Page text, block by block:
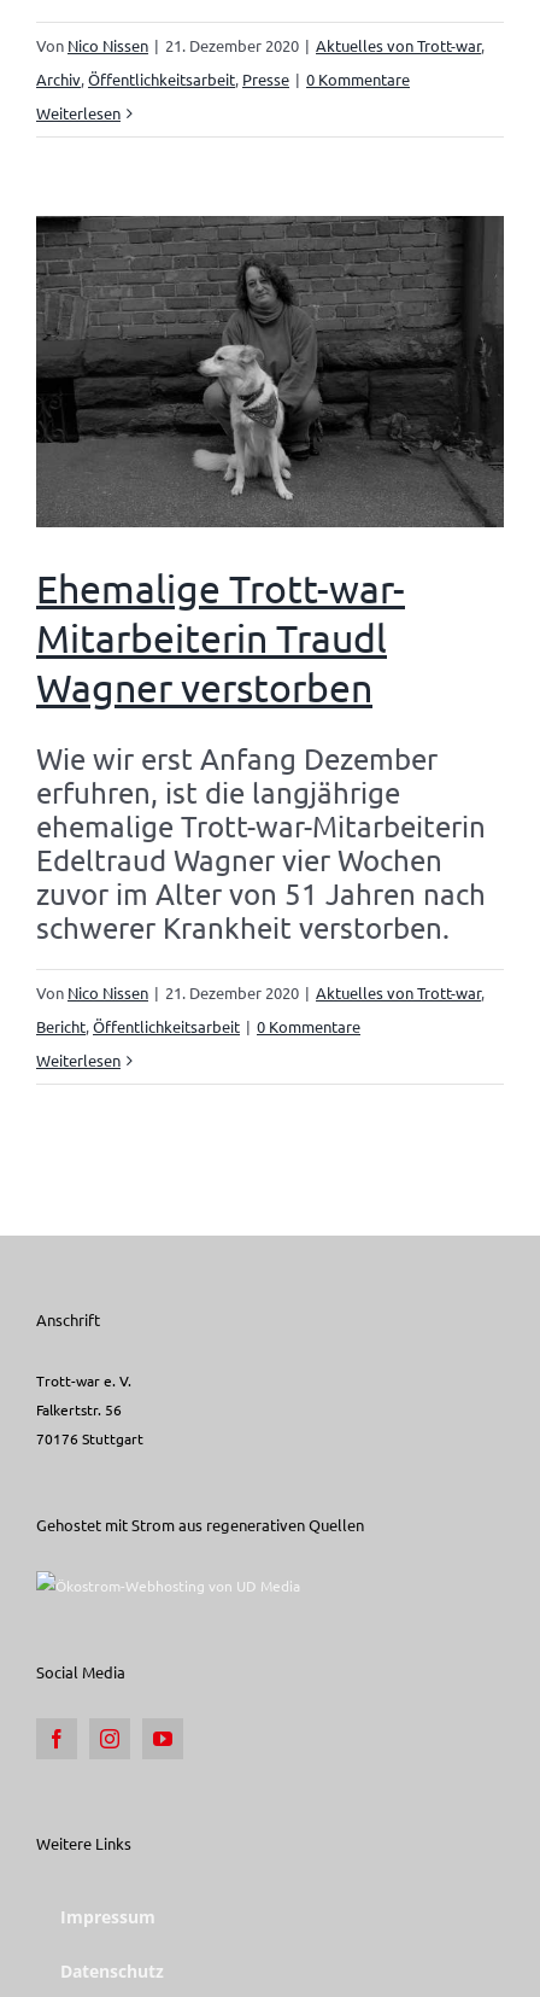
Von Nico Nissen | 21. Dezember 2020 | Aktuelles von Trott-war,
Archiv,Öffentlichkeitsarbeit, Presse | 0 Kommentare
Weiterlesen
Ehemalige Trott-war-
Mitarbeiterin Traudl
Wagner verstorben
Wie wir erst Anfang Dezember
erfuhren, ist die langjährige
ehemalige Trott-war-Mitarbeiterin
Edeltraud Wagner vier Wochen
zuvor im Alter von 51 Jahren nach
schwerer Krankheit verstorben.
Von Nico Nissen | 21. Dezember 2020 | Aktuelles von Trott-war,
Bericht,Öffentlichkeitsarbeit | 0 Kommentare
Weiterlesen
Anschrift
Trott-war e. V.
Falkertstr. 56
70176 Stuttgart
Gehostet mit Strom aus regenerativen Quellen
Social Media
Weitere Links
Impressum
Datenschutz